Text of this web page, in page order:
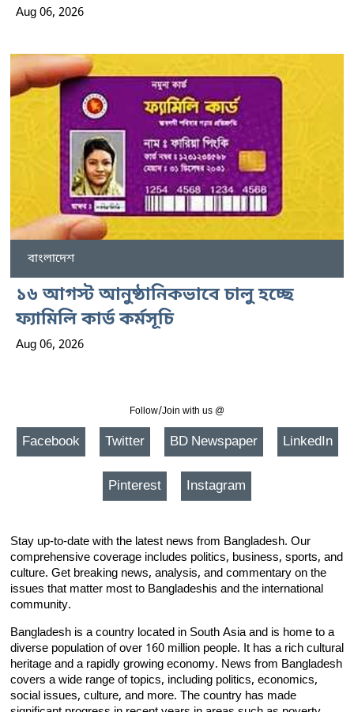
Aug 06, 2026
বাংলাদেশ
১৬ আগস্ট আনুষ্ঠানিকভাবে চালু হচ্ছে
ফ্যামিলি কার্ড কর্মসূচি
Aug 06, 2026
Follow/Join with us @
Facebook Twitter BD Newspaper LinkedIn
Pinterest Instagram
Stay up-to-date with the latest news from Bangladesh. Our
comprehensive coverage includes politics, business, sports, and
culture. Get breaking news, analysis, and commentary on the
issues that matter most to Bangladeshis and the international
community.
Bangladesh is a country located in South Asia and is home to a
diverse population of over 160 million people. It has a rich cultural
heritage and a rapidly growing economy. News from Bangladesh
covers a wide range of topics, including politics, economics,
social issues, culture, and more. The country has made